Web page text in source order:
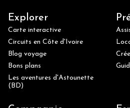
Explorer
Carte interactive
Circuits en Côte d'Ivoire
Blog voyage
Bons plans
Les aventures d'Astounette
(BD)